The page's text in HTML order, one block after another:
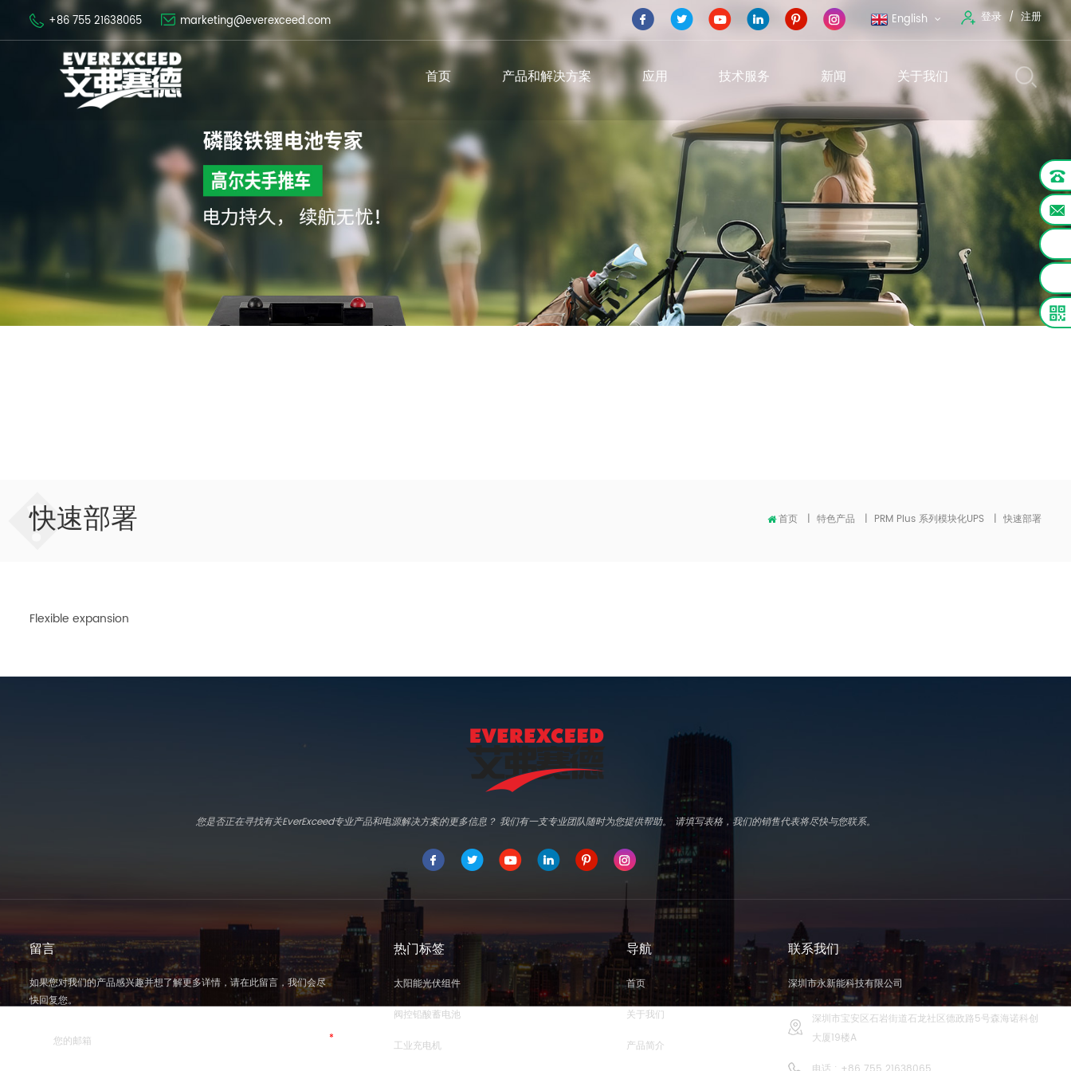
+86 755 21638065 marketing@everexceed.com 登录 注册
English
首页 产品和解决方案 应用 技术服务 新闻 关于我们
快速部署
� 首页 | 特色产品 | PRM Plus 系列模块化UPS | 快速部署
Flexible expansion
您是否正在寻找有关EverExceed专业产品和电源解决方案的更多信息？ 我们有一支专业团队随时为您提供帮助。 请填写表格，我们的销售代表将尽快与您联系。
留言
如果您对我们的产品感兴趣并想了解更多详情，请在此留言，我们会尽
快回复您。
热门标签
太阳能光伏组件
阀控铅酸蓄电池
工业充电机
导航
首页
关于我们
产品简介
联系我们
深圳市永新能科技有限公司
深圳市宝安区石岩街道石龙社区德政路5号森海诺科创
大厦19楼A